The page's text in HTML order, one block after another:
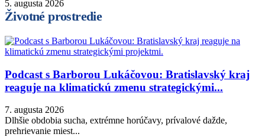
5. augusta 2026
Životné prostredie
Podcast s Barborou Lukáčovou: Bratislavský kraj
reaguje na klimatickú zmenu strategickými...
7. augusta 2026
Dlhšie obdobia sucha, extrémne horúčavy, prívalové dažde,
prehrievanie miest...